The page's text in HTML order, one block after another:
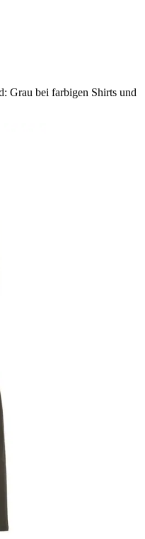
Grau bei farbigen Shirts und